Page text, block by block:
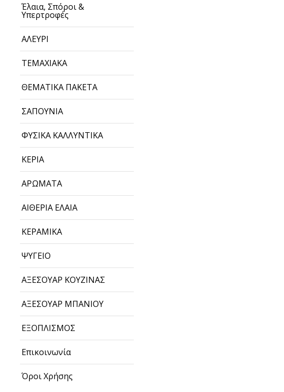
Έλαια, Σπόροι &
Υπερτροφές
ΑΛΕΥΡΙ
ΤΕΜΑΧΙΑΚΑ
ΘΕΜΑΤΙΚΑ ΠΑΚΕΤΑ
ΣΑΠΟΥΝΙΑ
ΦΥΣΙΚΑ ΚΑΛΛΥΝΤΙΚΑ
ΚΕΡΙΑ
ΑΡΩΜΑΤΑ
ΑΙΘΕΡΙΑ ΕΛΑΙΑ
ΚΕΡΑΜΙΚΑ
ΨΥΓΕΙΟ
ΑΞΕΣΟΥΑΡ ΚΟΥΖΙΝΑΣ
ΑΞΕΣΟΥΑΡ ΜΠΑΝΙΟΥ
ΕΞΟΠΛΙΣΜΟΣ
Επικοινωνία
Όροι Χρήσης